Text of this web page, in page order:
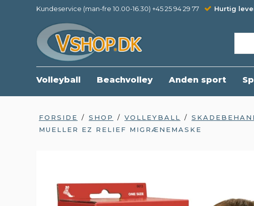
Kundeservice (man-fre 10.00-16.30) +45 25 94 29 77 Hurtig
Volleyball Beachvolley Anden sport
FORSIDE / SHOP / VOLLEYBALL /
MUELLER EZ RELIEF MIGRÆNEMASKE